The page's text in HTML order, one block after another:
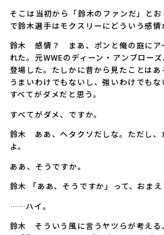
――そこは当初から「鈴木のファンだ」と
で鈴木選手はモクスリーにどういう感情
鈴木 感情？ まあ、ポンと俺の庭にア
れた。元WWEのディーン・アンブロー
登場した。たしかに昔から見たことは
うまいわけでもないし、強いわけでもな
すべてがダメだと思う。
――すべてがダメ、ですか。
鈴木 ああ、ヘタクソだしな。ただし、
よ。
――ああ、そうですか。
鈴木 「ああ、そうですか」って、おま
――……ハイ。
鈴木 そういう風に言うヤツらが考える